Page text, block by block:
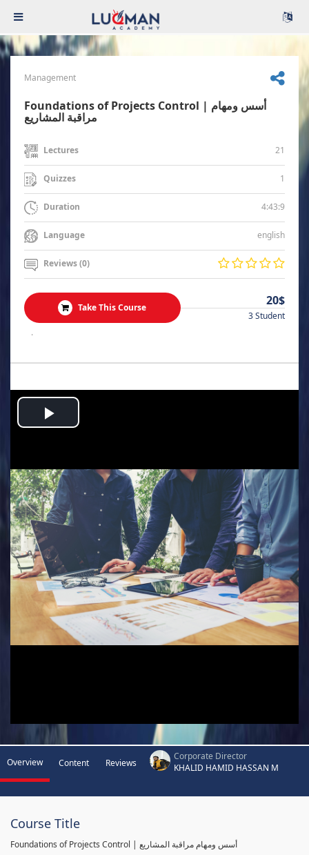
Management
Foundations of Projects Control | أسس ومهام
مراقبة المشاريع
Lectures 21
Quizzes 1
Duration 4:43:9
Language english
Reviews (0)
Take This Course 20$
3 Student
.
Play
Overview Content Reviews
Corporate Director
KHALID HAMID HASSAN M
Course Title
Foundations of Projects Control | أسس ومهام مراقبة المشاريع